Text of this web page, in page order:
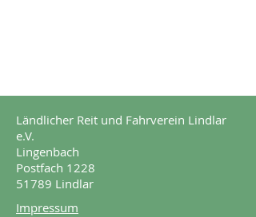
Ländlicher Reit und Fahrverein Lindlar
e.V.
Lingenbach
Postfach 1228
51789 Lindlar
Impressum